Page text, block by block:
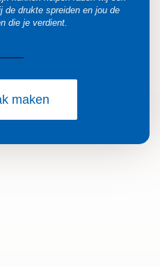
de drukte spreiden en jou de
die je verdient.
maken